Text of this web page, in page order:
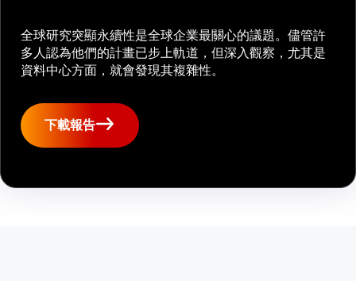
全球研究突顯永續性是全球企業最關心的議題。儘管許
多人認為他們的計畫已步上軌道，但深入觀察，尤其是
資料中心方面，就會發現其複雜性。
下載報告